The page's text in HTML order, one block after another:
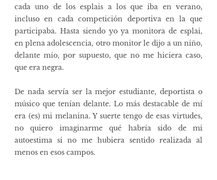
cada uno de los esplais a los que iba en verano,
incluso en cada competición deportiva en la que
participaba. Hasta siendo yo ya monitora de esplai,
en plena adolescencia, otro monitor le dijo a un niño,
delante mío, por supuesto, que no me hiciera caso,
que era negra.
De nada servía ser la mejor estudiante, deportista o
músico que tenían delante. Lo más destacable de mí
era (es) mi melanina. Y suerte tengo de esas virtudes,
no quiero imaginarme qué habría sido de mi
autoestima si no me hubiera sentido realizada al
menos en esos campos.